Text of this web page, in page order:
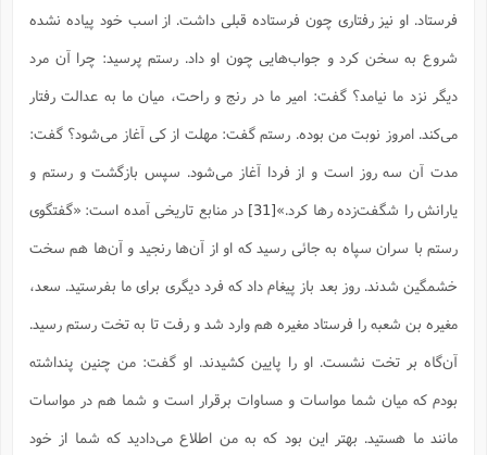
فرستاد. او نیز رفتارى چون فرستاده قبلی داشت. از اسب خود پیاده نشده
شروع به سخن کرد و جواب‌هایى چون او داد. رستم پرسید: چرا آن مرد
دیگر نزد ما نیامد؟ گفت: امیر ما در رنج و راحت، میان ما به عدالت رفتار
مى‌کند. امروز نوبت من بوده. رستم گفت: مهلت از کى آغاز مى‌شود؟ گفت:
مدت آن سه روز است و از فردا آغاز مى‌شود. سپس بازگشت و رستم و
یارانش را شگفت‌زده رها کرد.»[31]
در منابع تاریخی آمده است: «گفتگوى
رستم با سران سپاه به جائى رسید که او از آن‌ها رنجید و آن‌ها هم سخت
خشمگین شدند. روز بعد باز پیغام داد که فرد دیگرى براى ما بفرستید. سعد،
مغیره بن شعبه را فرستاد مغیره هم وارد شد و رفت تا به تخت رستم رسید.
آن‌گاه بر تخت نشست. او را پایین کشیدند. او گفت: من چنین پنداشته
بودم که میان شما مواسات و مساوات برقرار است و شما هم در مواسات
مانند ما هستید. بهتر این بود که به من اطلاع مى‌دادید که شما از خود